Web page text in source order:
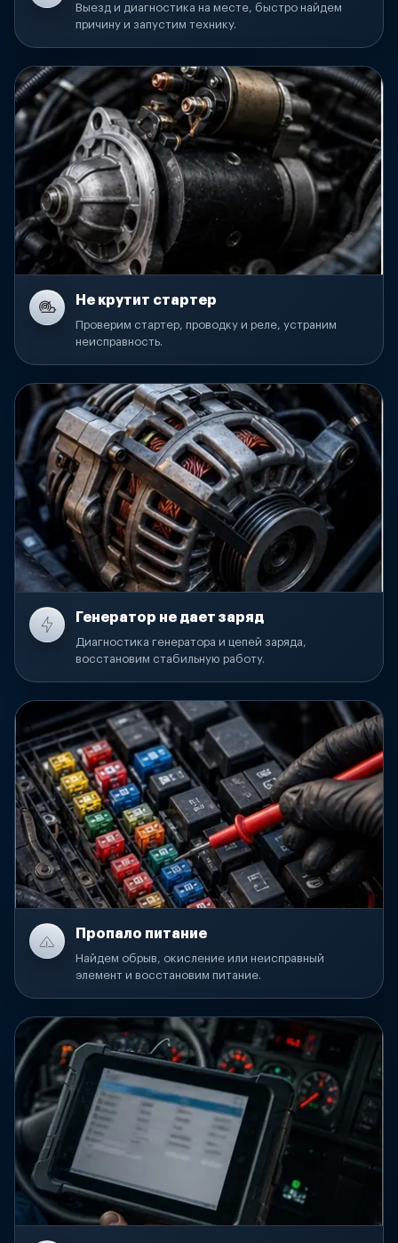
Выезд и диагностика на месте, быстро найдем
причину и запустим технику.
Не крутит стартер
Проверим стартер, проводку и реле, устраним
неисправность.
Генератор не дает заряд
Диагностика генератора и цепей заряда,
восстановим стабильную работу.
Пропало питание
Найдем обрыв, окисление или неисправный
элемент и восстановим питание.